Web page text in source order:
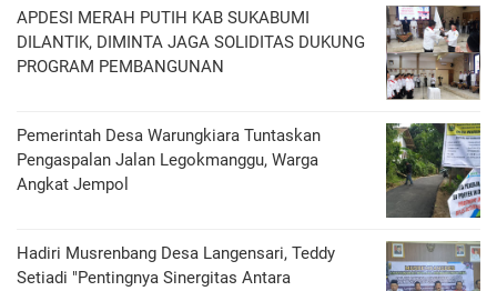
APDESI MERAH PUTIH KAB SUKABUMI
DILANTIK, DIMINTA JAGA SOLIDITAS DUKUNG
PROGRAM PEMBANGUNAN
Pemerintah Desa Warungkiara Tuntaskan
Pengaspalan Jalan Legokmanggu, Warga
Angkat Jempol
Hadiri Musrenbang Desa Langensari, Teddy
Setiadi "Pentingnya Sinergitas Antara